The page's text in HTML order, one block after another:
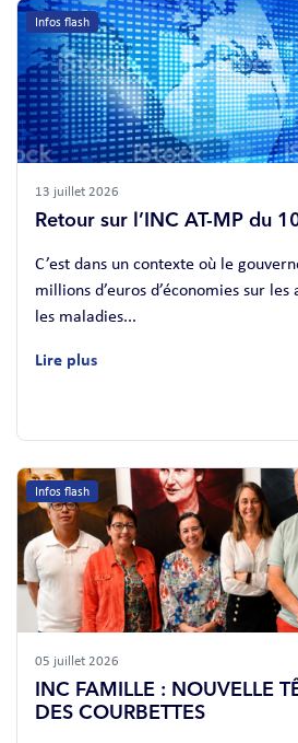
Infos flash
13 juillet 2026
Retour sur l’INC AT-MP du
C’est dans un contexte où le
millions d’euros d’économies sur
les maladies...
Lire plus
Infos flash
05 juillet 2026
INC FAMILLE : NOUVELLE
DES COURBETTES